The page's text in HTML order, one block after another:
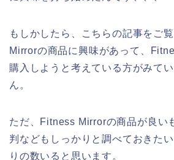
もしかしたら、こちらの記事をご
Mirrorの商品に興味があって、
購入しようと考えている方がみて
ん。
ただ、Fitness Mirrorの商品が良い
判などもしっかりと調べておきた
りの数いると思います。